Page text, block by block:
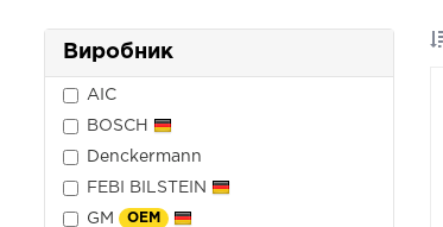
Виробник
AIC
BOSCH
Denckermann
FEBI BILSTEIN
GM OEM